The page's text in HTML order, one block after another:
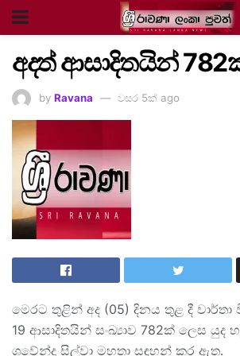
අදත් ආසාදිතයින්
by Ravana වසර 5ක් ago
මෙරට තුළින් අද (05) දිනය තුළ දී
19 ආසාදිතයින් සංඛ්‍යාව 782ක් ලෙස යුද
ශවේන්ද්‍ර සිල්වා මහතා සඳහන් කර ඇත.